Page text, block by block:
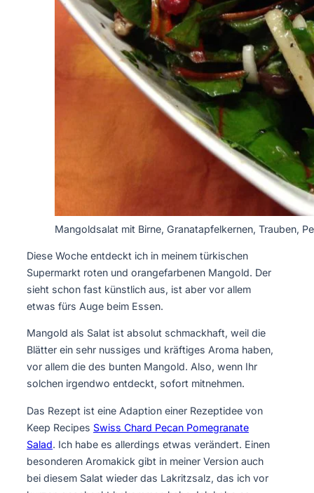
Mangoldsalat mit Birne, Granatapfelkernen, Trauben,
Diese Woche entdeckt ich in meinem türkischen
Supermarkt roten und orangefarbenen Mangold. Der
sieht schon fast künstlich aus, ist aber vor allem
etwas fürs Auge beim Essen.
Mangold als Salat ist absolut schmackhaft, weil die
Blätter ein sehr nussiges und kräftiges Aroma haben,
vor allem die des bunten Mangold. Also, wenn Ihr
solchen irgendwo entdeckt, sofort mitnehmen.
Das Rezept ist eine Adaption einer Rezeptidee von
Keep Recipes Swiss Chard Pecan Pomegranate
Salad. Ich habe es allerdings etwas verändert. Einen
besonderen Aromakick gibt in meiner Version auch
bei diesem Salat wieder das Lakritzsalz, das ich vor